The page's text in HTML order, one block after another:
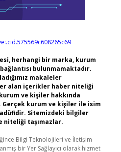
herhangi bir marka, kurum
bulunmamaktadır.
makaleler
alan içerikler haber niteliği
ve kişiler hakkında
Gerçek kurum ve kişiler ile isim
Sitemizdeki bilgiler
niteliği taşımazlar.
Bilgi Teknolojileri ve İletişim
bir Yer Sağlayıcı olarak hizmet